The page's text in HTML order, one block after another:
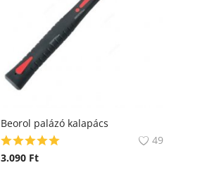
Beorol palázó kalapács
49
3.090 Ft